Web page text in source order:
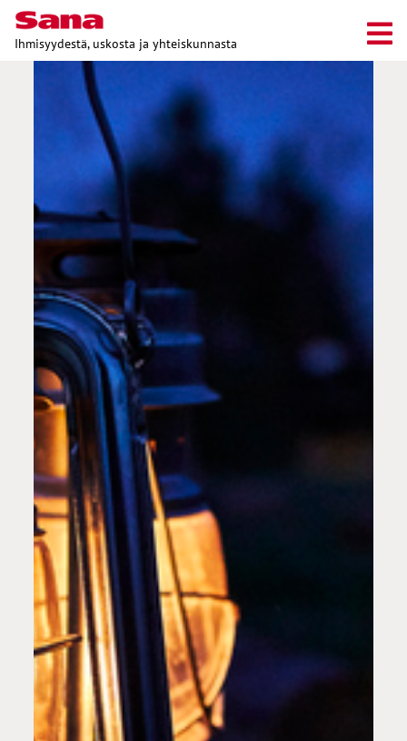
Ihmisyydestä, uskosta ja yhteiskunnasta